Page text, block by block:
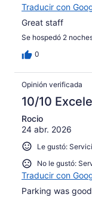
Traducir con
Great staff
Se hospedó 2
0
Opinión verificada
10/10
Rocio
24 abr. 2026
Le gustó:
No le gustó:
Traducir con
Parking was good